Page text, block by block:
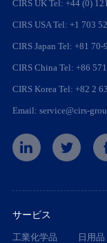
CIRS UK Tel: +44 (0)
CIRS USA Tel: +1 703
CIRS Japan Tel: +81
CIRS China Tel: +86
CIRS Korea Tel: +82 2
Email: service@cirs-
サービス
工業化学品 日用